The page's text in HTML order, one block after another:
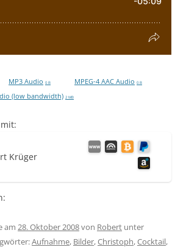
MP3 Audio 0 B MPEG-4 AAC Audio 0 B
(low bandwidth) 2 MB
Krüger
am 28. Oktober 2008von Robert unter
Aufnahme, Bilder,Christoph,Cocktail,